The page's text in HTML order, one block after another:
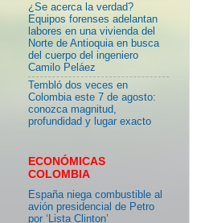
¿Se acerca la verdad?
Equipos forenses adelantan
labores en una vivienda del
Norte de Antioquia en busca
del cuerpo del ingeniero
Camilo Peláez
Tembló dos veces en
Colombia este 7 de agosto:
conozca magnitud,
profundidad y lugar exacto
ECONÓMICAS
COLOMBIA
España niega combustible al
avión presidencial de Petro
por ‘Lista Clinton’